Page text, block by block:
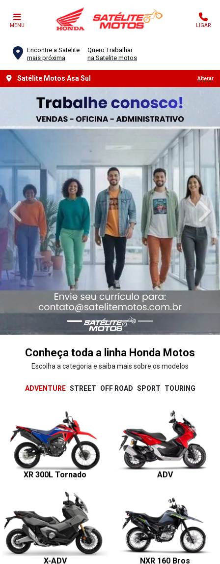
MENU LIGAR
Encontre a Satelite
mais próxima
Quero Trabalhar
na Satelite motos
Satélite Motos Asa Sul Alterar
Ver texto legal
templates.template-
Conheça toda a linha Honda Motos
Escolha a categoria e saiba mais sobre os modelos
SPORT TOURING
XR 300L Tornado ADV
Sahara 300 XRE 190
NX 500 NC 750X